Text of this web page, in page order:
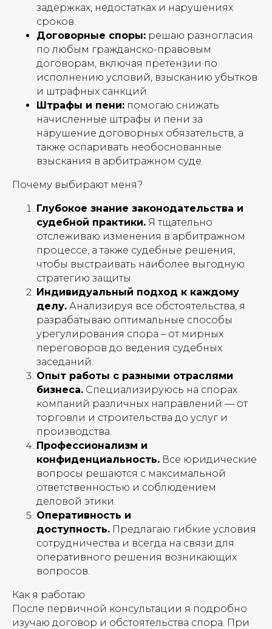
задержках, недостатках и нарушениях
сроков.
Договорные споры: решаю разногласия
по любым гражданско-правовым
договорам, включая претензии по
исполнению условий, взысканию убытков
и штрафных санкций.
Штрафы и пени: помогаю снижать
начисленные штрафы и пени за
нарушение договорных обязательств, а
также оспаривать необоснованные
взыскания в арбитражном суде.
Почему выбирают меня?
Глубокое знание законодательства и
судебной практики. Я тщательно
отслеживаю изменения в арбитражном
процессе, а также судебные решения,
чтобы выстраивать наиболее выгодную
стратегию защиты.
Индивидуальный подход к каждому
делу. Анализируя все обстоятельства, я
разрабатываю оптимальные способы
урегулирования спора – от мирных
переговоров до ведения судебных
заседаний.
Опыт работы с разными отраслями
бизнеса. Специализируюсь на спорах
компаний различных направлений — от
торговли и строительства до услуг и
производства.
Профессионализм и
конфиденциальность. Все юридические
вопросы решаются с максимальной
ответственностью и соблюдением
деловой этики.
Оперативность и
доступность. Предлагаю гибкие условия
сотрудничества и всегда на связи для
оперативного решения возникающих
вопросов.
Как я работаю
После первичной консультации я подробно
изучаю договор и обстоятельства спора. При